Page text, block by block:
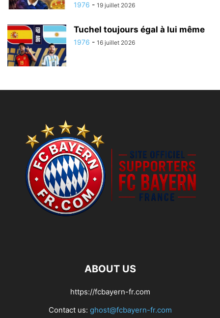
1976 - 19 juillet 2026
Tuchel toujours égal à lui même
1976 - 16 juillet 2026
ABOUT US
https://fcbayern-fr.com
Contact us: ghost@fcbayern-fr.com